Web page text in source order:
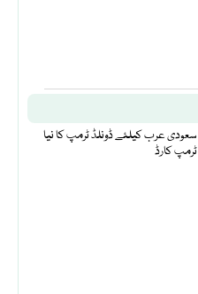
سعودی عرب کیلئے ڈونلڈ ٹرمپ کا نیا
ٹرمپ کارڈ